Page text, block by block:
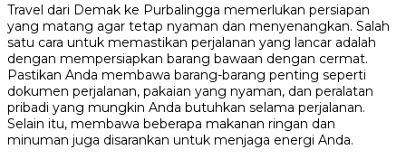
Travel dari Demak ke Purbalingga memerlukan persiapan
yang matang agar tetap nyaman dan menyenangkan. Salah
satu cara untuk memastikan perjalanan yang lancar adalah
dengan mempersiapkan barang bawaan dengan cermat.
Pastikan Anda membawa barang-barang penting seperti
dokumen perjalanan, pakaian yang nyaman, dan peralatan
pribadi yang mungkin Anda butuhkan selama perjalanan.
Selain itu, membawa beberapa makanan ringan dan
minuman juga disarankan untuk menjaga energi Anda.